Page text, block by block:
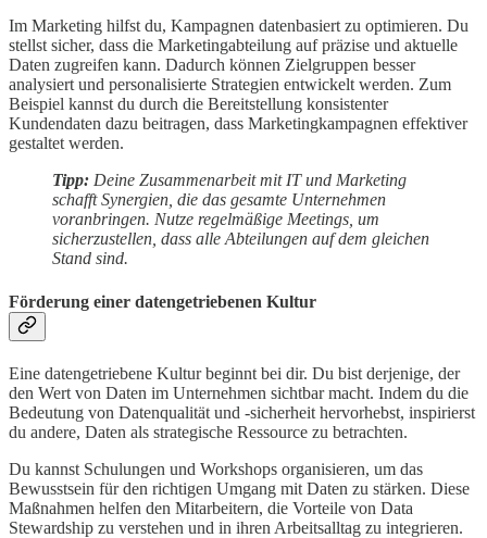
Im Marketing hilfst du, Kampagnen datenbasiert zu optimieren. Du
stellst sicher, dass die Marketingabteilung auf präzise und aktuelle
Daten zugreifen kann. Dadurch können Zielgruppen besser
analysiert und personalisierte Strategien entwickelt werden. Zum
Beispiel kannst du durch die Bereitstellung konsistenter
Kundendaten dazu beitragen, dass Marketingkampagnen effektiver
gestaltet werden.
Tipp: Deine Zusammenarbeit mit IT und Marketing
schafft Synergien, die das gesamte Unternehmen
voranbringen. Nutze regelmäßige Meetings, um
sicherzustellen, dass alle Abteilungen auf dem gleichen
Stand sind.
Förderung einer datengetriebenen Kultur
Eine datengetriebene Kultur beginnt bei dir. Du bist derjenige, der
den Wert von Daten im Unternehmen sichtbar macht. Indem du die
Bedeutung von Datenqualität und -sicherheit hervorhebst, inspirierst
du andere, Daten als strategische Ressource zu betrachten.
Du kannst Schulungen und Workshops organisieren, um das
Bewusstsein für den richtigen Umgang mit Daten zu stärken. Diese
Maßnahmen helfen den Mitarbeitern, die Vorteile von Data
Stewardship zu verstehen und in ihren Arbeitsalltag zu integrieren.